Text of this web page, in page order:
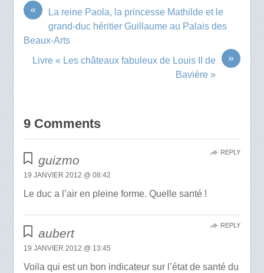
«
La reine Paola, la princesse Mathilde et le
grand-duc héritier Guillaume au Palais des
Beaux-Arts
»
Livre « Les châteaux fabuleux de Louis II de
Bavière »
9 Comments
guizmo
19 JANVIER 2012 @ 08:42
Le duc a l’air en pleine forme. Quelle santé !
REPLY
aubert
19 JANVIER 2012 @ 13:45
Voila qui est un bon indicateur sur l’état de santé du
REPLY